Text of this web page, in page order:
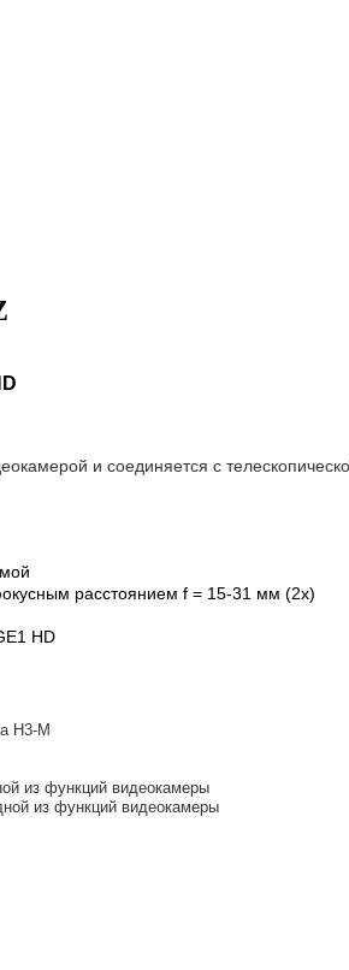
и соединяется с
расстоянием f = 15-31 мм (2х)
HD
H3-M
из функций видеокамеры
из функций видеокамеры